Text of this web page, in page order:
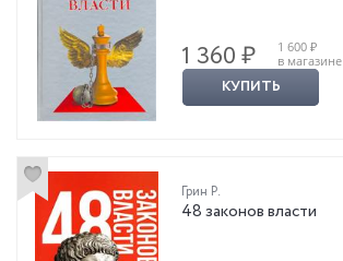
1 360 ₽
1 600 ₽
в магазине
КУПИТЬ
Грин Р.
48 законов власти